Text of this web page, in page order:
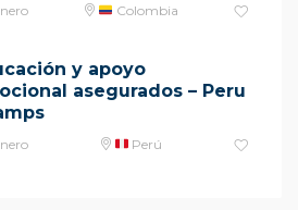
Colombia
y apoyo
asegurados – Peru
Perú